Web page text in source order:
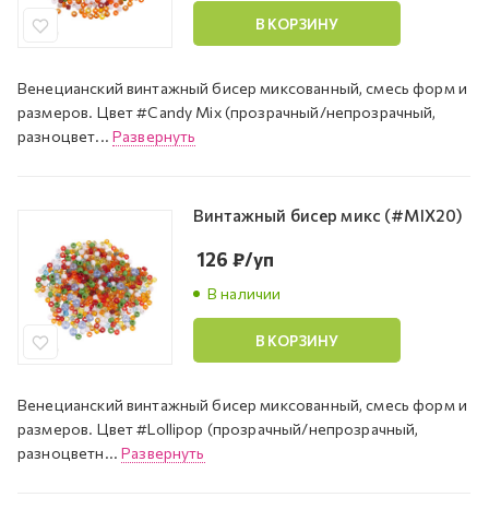
В КОРЗИНУ
Венецианский винтажный бисер миксованный, смесь форм и
размеров. Цвет #Candy Mix (прозрачный/непрозрачный,
разноцвет... Развернуть
Винтажный бисер микс (#MIX20)
В наличии
126 ₽/уп
В КОРЗИНУ
Венецианский винтажный бисер миксованный, смесь форм и
размеров. Цвет #Lollipop (прозрачный/непрозрачный,
разноцветн...Развернуть